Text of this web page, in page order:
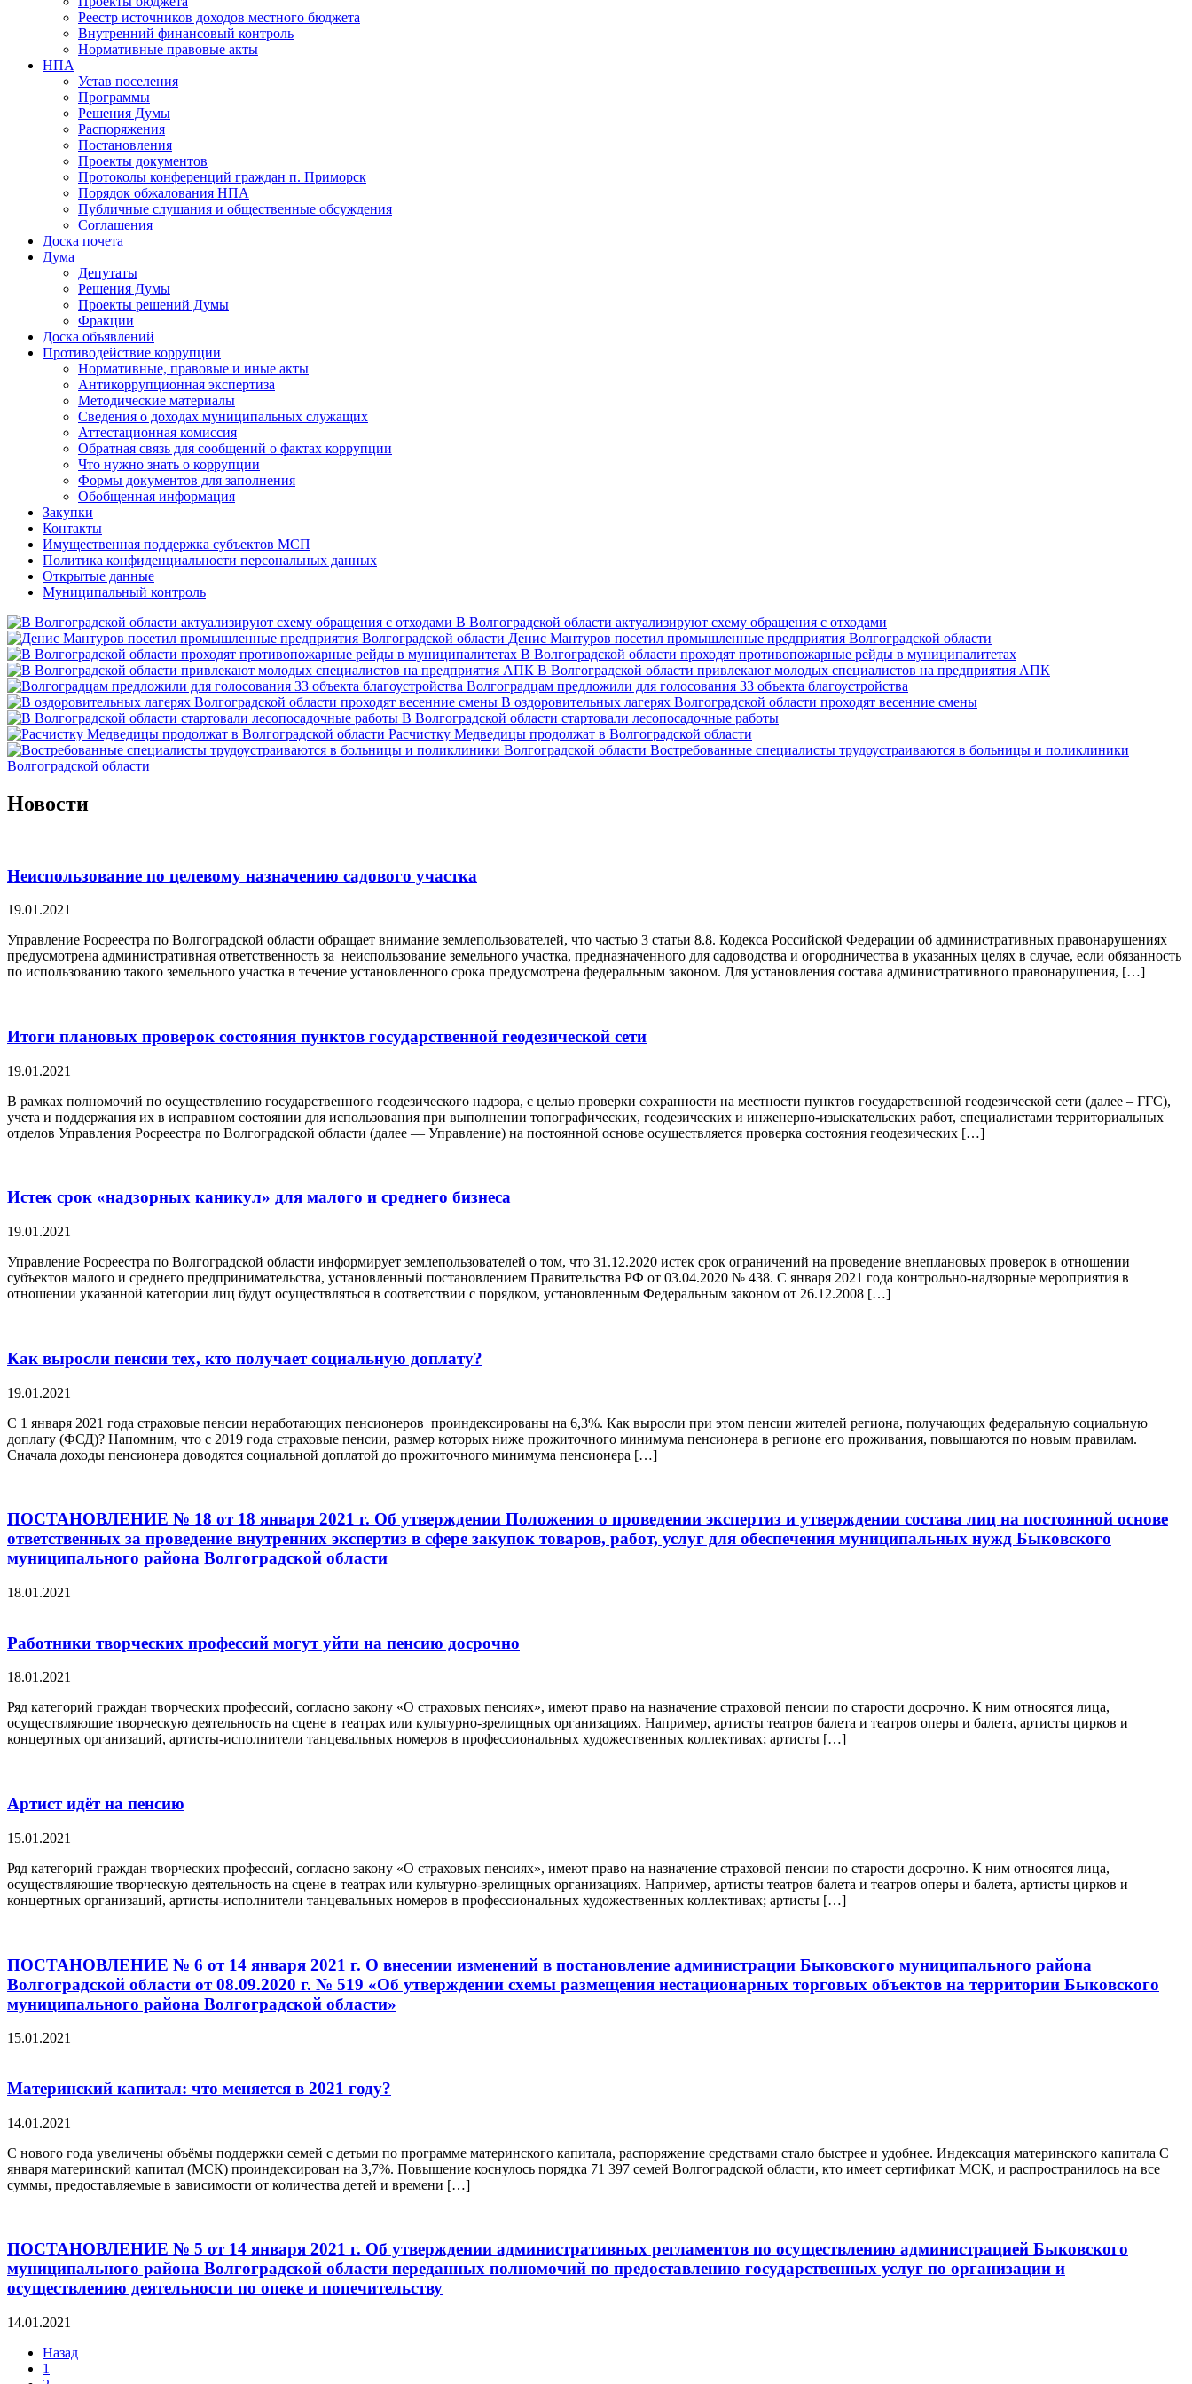
Реестр источников доходов местного бюджета
Внутренний финансовый контроль
Нормативные правовые акты
НПА
Устав поселения
Программы
Решения Думы
Распоряжения
Постановления
Проекты документов
Протоколы конференций граждан п. Приморск
Порядок обжалования НПА
Публичные слушания и общественные обсуждения
Соглашения
Доска почета
Дума
Депутаты
Решения Думы
Проекты решений Думы
Фракции
Доска объявлений
Противодействие коррупции
Нормативные, правовые и иные акты
Антикоррупционная экспертиза
Методические материалы
Сведения о доходах муниципальных служащих
Аттестационная комиссия
Обратная связь для сообщений о фактах коррупции
Что нужно знать о коррупции
Формы документов для заполнения
Обобщенная информация
Закупки
Контакты
Имущественная поддержка субъектов МСП
Политика конфиденциальности персональных данных
Открытые данные
Муниципальный контроль
В Волгоградской области актуализируют схему обращения с отходами
Денис Мантуров посетил промышленные предприятия Волгоградской области
В Волгоградской области проходят противопожарные рейды в муниципалитетах
В Волгоградской области привлекают молодых специалистов на предприятия АПК
Волгоградцам предложили для голосования 33 объекта благоустройства
В оздоровительных лагерях Волгоградской области проходят весенние смены
В Волгоградской области стартовали лесопосадочные работы
Расчистку Медведицы продолжат в Волгоградской области
Востребованные специалисты трудоустраиваются в больницы и поликлиники
Волгоградской области
Новости
Неиспользование по целевому назначению садового участка
19.01.2021
Управление Росреестра по Волгоградской области обращает внимание землепользователей, что частью 3 статьи 8.8. Кодекса Российской Федерации об административных правонарушениях
предусмотрена административная ответственность за неиспользование земельного участка, предназначенного для садоводства и огородничества в указанных целях в случае, если обязанность
по использованию такого земельного участка в течение установленного срока предусмотрена федеральным законом. Для установления состава административного правонарушения, […]
Итоги плановых проверок состояния пунктов государственной геодезической сети
19.01.2021
В рамках полномочий по осуществлению государственного геодезического надзора, с целью проверки сохранности на местности пунктов государственной геодезической сети (далее – ГГС),
учета и поддержания их в исправном состоянии для использования при выполнении топографических, геодезических и инженерно-изыскательских работ, специалистами территориальных
отделов Управления Росреестра по Волгоградской области (далее — Управление) на постоянной основе осуществляется проверка состояния геодезических […]
Истек срок «надзорных каникул» для малого и среднего бизнеса
19.01.2021
Управление Росреестра по Волгоградской области информирует землепользователей о том, что 31.12.2020 истек срок ограничений на проведение внеплановых проверок в отношении
субъектов малого и среднего предпринимательства, установленный постановлением Правительства РФ от 03.04.2020 № 438. С января 2021 года контрольно-надзорные мероприятия в
отношении указанной категории лиц будут осуществляться в соответствии с порядком, установленным Федеральным законом от 26.12.2008 […]
Как выросли пенсии тех, кто получает социальную доплату?
19.01.2021
С 1 января 2021 года страховые пенсии неработающих пенсионеров проиндексированы на 6,3%. Как выросли при этом пенсии жителей региона, получающих федеральную социальную
доплату (ФСД)? Напомним, что с 2019 года страховые пенсии, размер которых ниже прожиточного минимума пенсионера в регионе его проживания, повышаются по новым правилам.
Сначала доходы пенсионера доводятся социальной доплатой до прожиточного минимума пенсионера […]
ПОСТАНОВЛЕНИЕ № 18 от 18 января 2021 г. Об утверждении Положения о проведении экспертиз и утверждении состава лиц на постоянной основе
ответственных за проведение внутренних экспертиз в сфере закупок товаров, работ, услуг для обеспечения муниципальных нужд Быковского
муниципального района Волгоградской области
18.01.2021
Работники творческих профессий могут уйти на пенсию досрочно
18.01.2021
Ряд категорий граждан творческих профессий, согласно закону «О страховых пенсиях», имеют право на назначение страховой пенсии по старости досрочно. К ним относятся лица,
осуществляющие творческую деятельность на сцене в театрах или культурно-зрелищных организациях. Например, артисты театров балета и театров оперы и балета, артисты цирков и
концертных организаций, артисты-исполнители танцевальных номеров в профессиональных художественных коллективах; артисты […]
Артист идёт на пенсию
15.01.2021
Ряд категорий граждан творческих профессий, согласно закону «О страховых пенсиях», имеют право на назначение страховой пенсии по старости досрочно. К ним относятся лица,
осуществляющие творческую деятельность на сцене в театрах или культурно-зрелищных организациях. Например, артисты театров балета и театров оперы и балета, артисты цирков и
концертных организаций, артисты-исполнители танцевальных номеров в профессиональных художественных коллективах; артисты […]
ПОСТАНОВЛЕНИЕ № 6 от 14 января 2021 г. О внесении изменений в постановление администрации Быковского муниципального района
Волгоградской области от 08.09.2020 г. № 519 «Об утверждении схемы размещения нестационарных торговых объектов на территории Быковского
муниципального района Волгоградской области»
15.01.2021
Материнский капитал: что меняется в 2021 году?
14.01.2021
С нового года увеличены объёмы поддержки семей с детьми по программе материнского капитала, распоряжение средствами стало быстрее и удобнее. Индексация материнского капитала С
января материнский капитал (МСК) проиндексирован на 3,7%. Повышение коснулось порядка 71 397 семей Волгоградской области, кто имеет сертификат МСК, и распространилось на все
суммы, предоставляемые в зависимости от количества детей и времени […]
ПОСТАНОВЛЕНИЕ № 5 от 14 января 2021 г. Об утверждении административных регламентов по осуществлению администрацией Быковского
муниципального района Волгоградской области переданных полномочий по предоставлению государственных услуг по организации и
осуществлению деятельности по опеке и попечительству
14.01.2021
Назад
1